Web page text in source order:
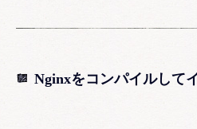
Nginxをコンパイルして